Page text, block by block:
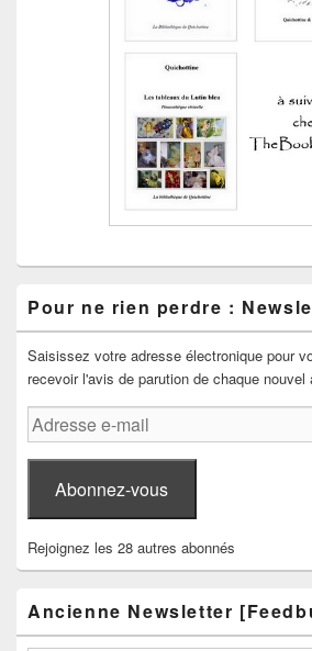
Pour ne rien perdre :
Saisissez votre adresse électronique pour
recevoir l'avis de parution de chaque nouvel
Adresse
e-
mail
Abonnez-vous
Rejoignez les 28 autres abonnés
Ancienne Newsletter